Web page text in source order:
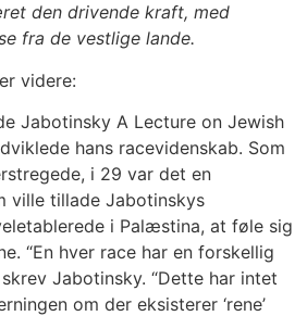
den drivende kraft, med
fra de vestlige lande.
videre:
Jabotinsky A Lecture on Jewish
hans racevidenskab. Som
i 29 var det en
ville tillade Jabotinskys
i Palæstina, at føle sig
“En hver race har en forskellig
Jabotinsky. “Dette har intet
om der eksisterer ‘rene’